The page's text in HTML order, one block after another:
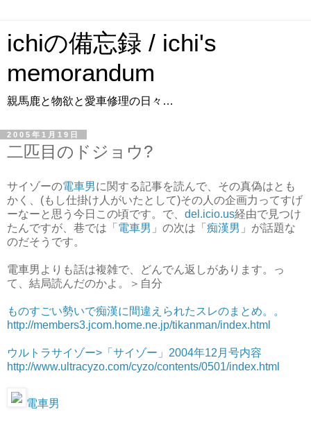
ichiの備忘録 / ichi's
memorandum
親馬鹿と物欲と愛車修理の日々…
2005年1月19日
二匹目のドジョウ?
サイゾーの電車男に関する記事を読んで、その真偽はとも
かく、(もし仕掛け人がいたとして)その人の企画力ってすげ
ーなーと思う今日この頃です。で、 del.icio.us経由で見つけ
たんですが、巷では「 電車男 」の次は「 痴漢男 」が話題な
のだそうです。
電車男よりも話は複雑で、どんでん返しがあります。っ
て、結局読んだのかよ。＞自分
ものすごい勢いで痴漢に間違えられたスレのまとめ。。
http://members3.jcom.home.ne.jp/tikanman/index.html
ウルトラサイゾー>「サイゾー」2004年12月号内容
http://www.ultracyzo.com/cyzo/contents/0501/index.html
電車男